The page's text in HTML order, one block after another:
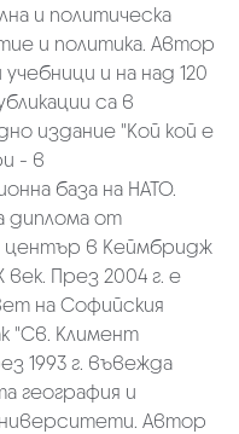
и политическа
и политика. Автор
и на над 120
са в
издание "Кой кой е
- в
база на НАТО.
диплома от
център в Кеймбридж
През 2004 г. е
на Софийския
"Св. Климент
1993 г. въвежда
география и
Автор